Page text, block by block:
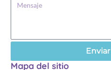
Enviar
Mapa del sitio